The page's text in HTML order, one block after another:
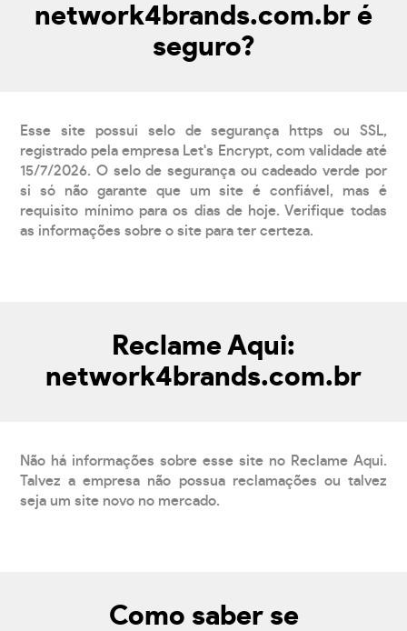
network4brands.com.br é
seguro?
Esse site possui selo de segurança https ou SSL,
registrado pela empresa Let's Encrypt, com validade até
15/7/2026. O selo de segurança ou cadeado verde por
si só não garante que um site é confiável, mas é
requisito mínimo para os dias de hoje. Verifique todas
as informações sobre o site para ter certeza.
Reclame Aqui:
network4brands.com.br
Não há informações sobre esse site no Reclame Aqui.
Talvez a empresa não possua reclamações ou talvez
seja um site novo no mercado.
Como saber se